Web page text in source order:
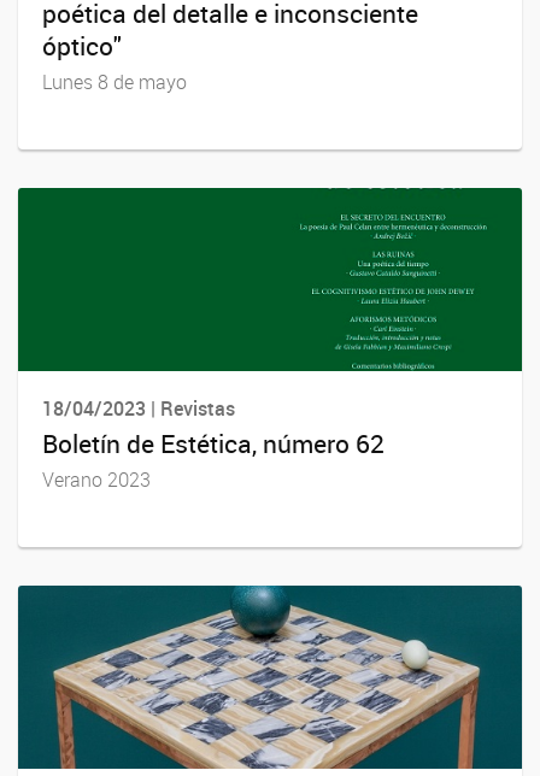
poética del detalle e inconsciente
óptico"
Lunes 8 de mayo
18/04/2023 | Revistas
Boletín de Estética, número 62
Verano 2023